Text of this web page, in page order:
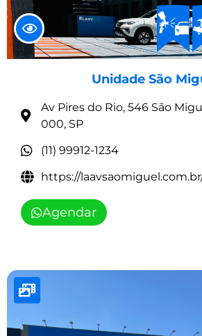
Unidade São
Av Pires do Rio, 546 São
000, SP
(11) 99912-1234
https://
Agendar